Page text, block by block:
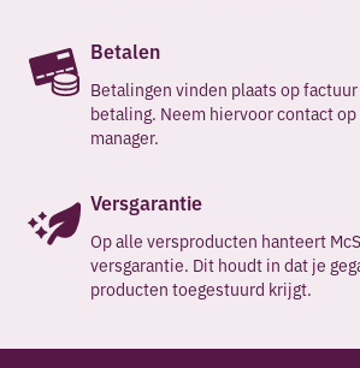
Betalen
Betalingen vinden plaats op
betaling. Neem hiervoor contact
manager.
Versgarantie
Op alle versproducten hanteert
versgarantie. Dit houdt in dat je
producten toegestuurd krijgt.